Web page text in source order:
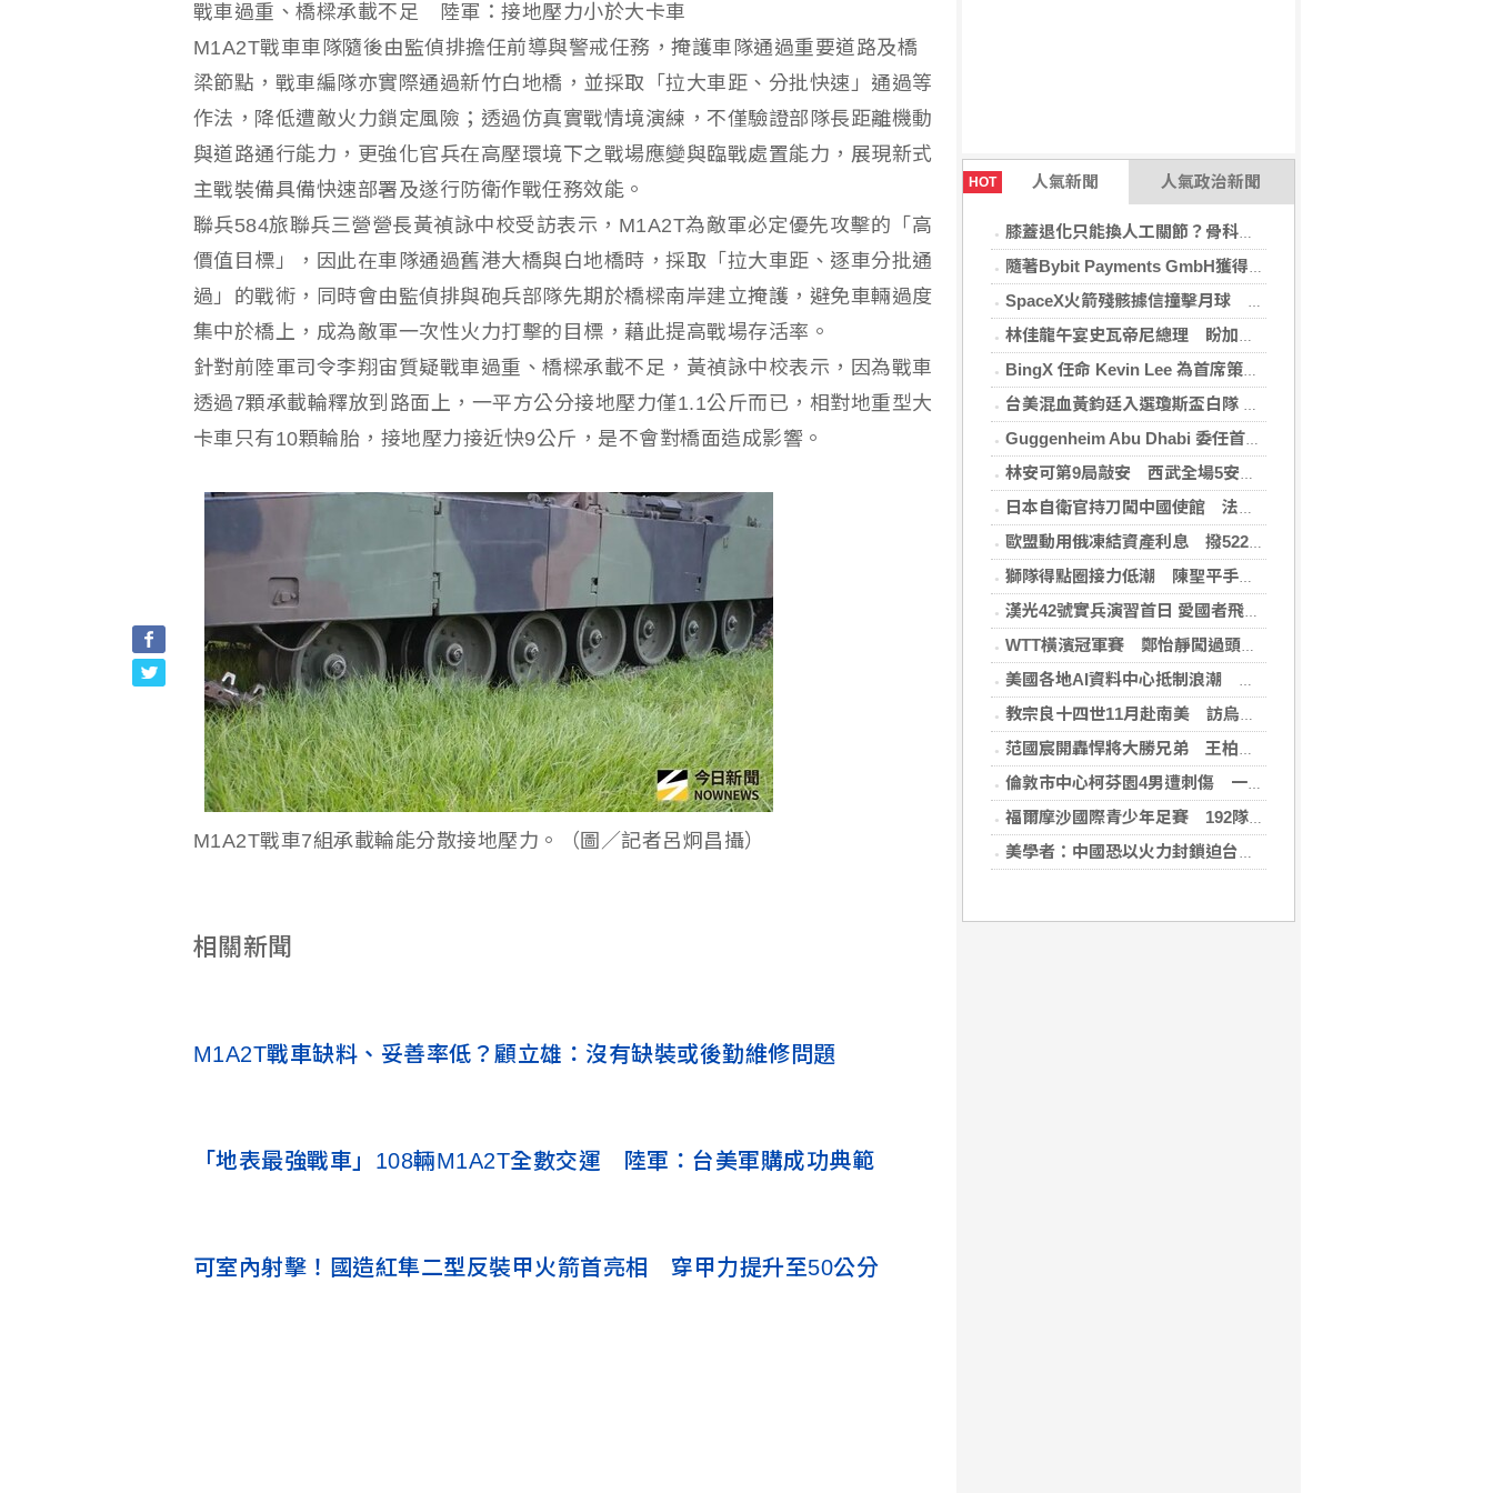
HOT 人氣新聞 人氣政治新聞
膝蓋退化只能換人工關節？骨科醫師解析「退化性關節炎」治療評估
隨著Bybit Payments GmbH獲得電子貨幣機構牌照，Bybit.eu進一步拓展其在歐洲的業務布局
SpaceX火箭殘骸據信撞擊月球 無即時畫面暫難確認
林佳龍午宴史瓦帝尼總理 盼加強各領域雙邊合作
BingX 任命 Kevin Lee 為首席策略長，加速推進多資產、以用戶為核心的發展願景
台美混血黃鈞廷入選瓊斯盃白隊 榮幸披台灣戰袍
Guggenheim Abu Dhabi 委任首任館長
林安可第9局敲安 西武全場5安遭羅德完封
日本自衛官持刀闖中國使館 法庭上稱促中國改變外交
歐盟動用俄凍結資產利息 撥522億元援助烏克蘭
獅隊得點圈接力低潮 陳聖平手感冷到結霜
漢光42號實兵演習首日 愛國者飛彈車高雄罕見現蹤
WTT橫濱冠軍賽 鄭怡靜闖過頭關晉女單16強
美國各地AI資料中心抵制浪潮 川普指控北京煽動
教宗良十四世11月赴南美 訪烏拉圭、阿根廷和秘魯
范國宸開轟悍將大勝兄弟 王柏融再見安雄鷹擒猿
倫敦市中心柯芬園4男遭刺傷 一女涉持械攻擊被捕
福爾摩沙國際青少年足賽 192隊參賽規模創新高
美學者：中國恐以火力封鎖迫台屈服 降低國際介入可能
戰車過重、橋樑承載不足 陸軍：接地壓力小於大卡車
M1A2T戰車車隊隨後由監偵排擔任前導與警戒任務，掩護車隊通過重要道路及橋
梁節點，戰車編隊亦實際通過新竹白地橋，並採取「拉大車距、分批快速」通過等
作法，降低遭敵火力鎖定風險；透過仿真實戰情境演練，不僅驗證部隊長距離機動
與道路通行能力，更強化官兵在高壓環境下之戰場應變與臨戰處置能力，展現新式
主戰裝備具備快速部署及遂行防衛作戰任務效能。
聯兵584旅聯兵三營營長黃禎詠中校受訪表示，M1A2T為敵軍必定優先攻擊的「高
價值目標」，因此在車隊通過舊港大橋與白地橋時，採取「拉大車距、逐車分批通
過」的戰術，同時會由監偵排與砲兵部隊先期於橋樑南岸建立掩護，避免車輛過度
集中於橋上，成為敵軍一次性火力打擊的目標，藉此提高戰場存活率。
針對前陸軍司令李翔宙質疑戰車過重、橋樑承載不足，黃禎詠中校表示，因為戰車
透過7顆承載輪釋放到路面上，一平方公分接地壓力僅1.1公斤而已，相對地重型大
卡車只有10顆輪胎，接地壓力接近快9公斤，是不會對橋面造成影響。
M1A2T戰車7組承載輪能分散接地壓力。（圖／記者呂炯昌攝）
相關新聞
M1A2T戰車缺料、妥善率低？顧立雄：沒有缺裝或後勤維修問題
「地表最強戰車」108輛M1A2T全數交運 陸軍：台美軍購成功典範
可室內射擊！國造紅隼二型反裝甲火箭首亮相 穿甲力提升至50公分